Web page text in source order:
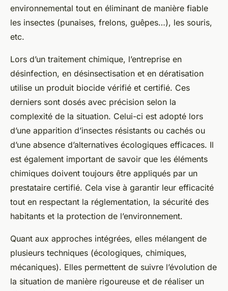
environnemental tout en éliminant de manière fiable
les insectes (punaises, frelons, guêpes…), les souris,
etc.
Lors d’un traitement chimique, l’entreprise en
désinfection, en désinsectisation et en dératisation
utilise un produit biocide vérifié et certifié. Ces
derniers sont dosés avec précision selon la
complexité de la situation. Celui-ci est adopté lors
d’une apparition d’insectes résistants ou cachés ou
d’une absence d’alternatives écologiques efficaces. Il
est également important de savoir que les éléments
chimiques doivent toujours être appliqués par un
prestataire certifié. Cela vise à garantir leur efficacité
tout en respectant la réglementation, la sécurité des
habitants et la protection de l’environnement.
Quant aux approches intégrées, elles mélangent de
plusieurs techniques (écologiques, chimiques,
mécaniques). Elles permettent de suivre l’évolution de
la situation de manière rigoureuse et de réaliser un